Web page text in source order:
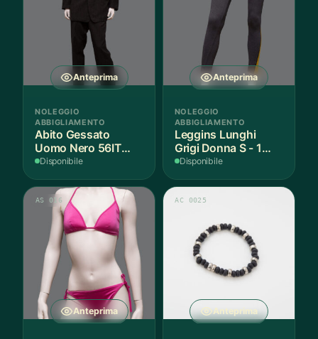
Anteprima
NOLEGGIO
ABBIGLIAMENTO
Abito Gessato
Uomo Nero 56IT
Lana - 1 Pezzo
Disponibile
Anteprima
NOLEGGIO
ABBIGLIAMENTO
Leggins Lunghi
Grigi Donna S - 1
Paio
Disponibile
Anteprima
AS 016
Anteprima
AC 0025